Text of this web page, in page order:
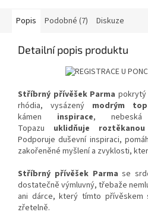
Popis Podobné (7) Diskuze
Detailní popis produktu
Stříbrný přívěšek Parma pokrytý
rhódia, vysázený modrým
kámen
inspirace, nebeská
Topazu
uklidňuje
Podporuje duševní inspiraci,
zakořeněné myšlení a zvyklosti,
Stříbrný přívěšek Parmase
dostatečně výmluvný, třebaže
ani dárce, který tímto
zřetelně.